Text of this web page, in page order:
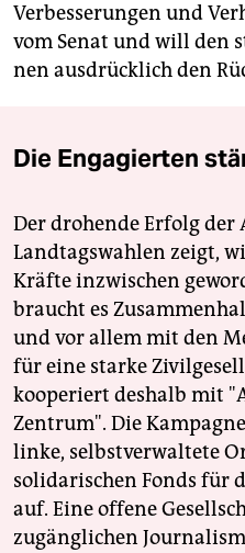
Verbesserungen und
vom Senat und will den
nen ausdrücklich den
Die Engagierten
Der drohende Erfolg der
Landtagswahlen zeigt,
Kräfte inzwischen
braucht es
und vor allem mit den
für eine starke
kooperiert deshalb mit
Zentrum". Die
linke, selbstverwaltete
solidarischen Fonds für
auf. Eine offene
zugänglichen